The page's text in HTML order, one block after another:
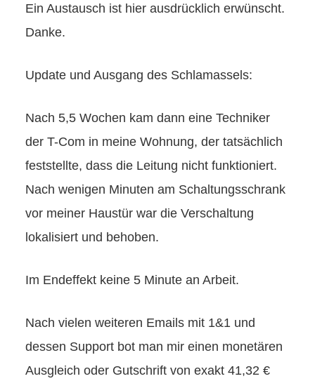
Ein Austausch ist hier ausdrücklich erwünscht.
Danke.
Update und Ausgang des Schlamassels:
Nach 5,5 Wochen kam dann eine Techniker
der T-Com in meine Wohnung, der tatsächlich
feststellte, dass die Leitung nicht funktioniert.
Nach wenigen Minuten am Schaltungsschrank
vor meiner Haustür war die Verschaltung
lokalisiert und behoben.
Im Endeffekt keine 5 Minute an Arbeit.
Nach vielen weiteren Emails mit 1&1 und
dessen Support bot man mir einen monetären
Ausgleich oder Gutschrift von exakt 41,32 €